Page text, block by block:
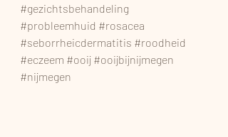
#gezichtsbehandeling
#probleemhuid #rosacea
#seborrheicdermatitis #roodheid
#eczeem #ooij #ooijbijnijmegen
#nijmegen